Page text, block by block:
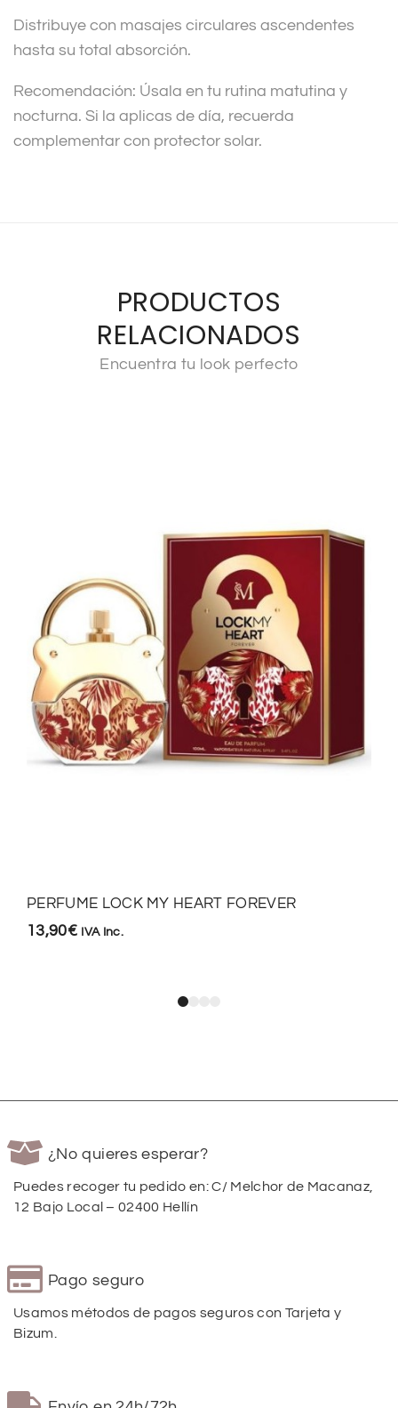
Distribuye con masajes circulares ascendentes
hasta su total absorción.
Recomendación: Úsala en tu rutina matutina y
nocturna. Si la aplicas de día, recuerda
complementar con protector solar.
PRODUCTOS
RELACIONADOS
Encuentra tu look perfecto
PERFUME LOCK MY HEART FOREVER
13,90€ IVA Inc.
¿No quieres esperar?
Puedes recoger tu pedido en: C/ Melchor de Macanaz,
12 Bajo Local – 02400 Hellín
Pago seguro
Usamos métodos de pagos seguros con Tarjeta y
Bizum.